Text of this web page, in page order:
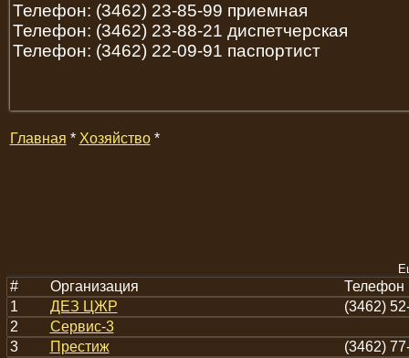
Телефон: (3462) 23-85-99 приемная
Телефон: (3462) 23-88-21 диспетчерская
Телефон: (3462) 22-09-91 паспортист
Главная * Хозяйство*
# Организация
Телефон
1
ДЕЗ ЦЖР
(3462)
2
Сервис-3
3
Престиж
(3462)